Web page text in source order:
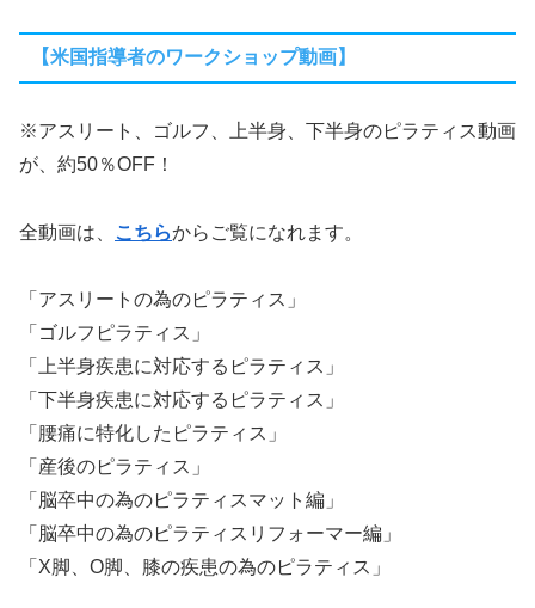
【米国指導者のワークショップ動画】
※アスリート、ゴルフ、上半身、下半身のピラティス動画
が、約50％OFF！
全動画は、 こちらからご覧になれます。
「アスリートの為のピラティス」
「ゴルフピラティス」
「上半身疾患に対応するピラティス」
「下半身疾患に対応するピラティス」
「腰痛に特化したピラティス」
「産後のピラティス」
「脳卒中の為のピラティスマット編」
「脳卒中の為のピラティスリフォーマー編」
「X脚、O脚、膝の疾患の為のピラティス」